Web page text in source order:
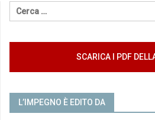
SCARICA I PDF
L’IMPEGNO È EDITO DA